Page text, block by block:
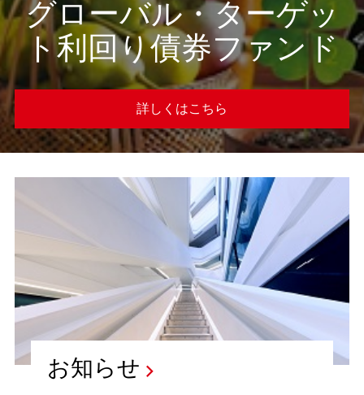
グローバル・ターゲッ
ト利回り債券ファンド
詳しくはこちら
お知らせ